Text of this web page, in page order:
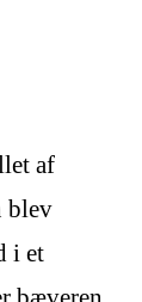
af
blev
i et